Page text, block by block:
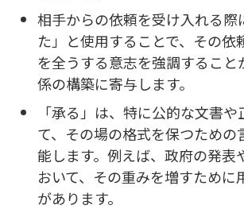
相手からの依頼を受け入れる際
た」と使用することで、その依
を全うする意志を強調すること
係の構築に寄与します。
「承る」は、特に公的な文書
て、その場の格式を保つための
能します。例えば、政府の発表
おいて、その重みを増すために
があります。